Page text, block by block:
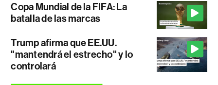
Copa Mundial de la FIFA: La
batalla de las marcas
Trump afirma que EE.UU.
"mantendrá el estrecho" y lo
controlará